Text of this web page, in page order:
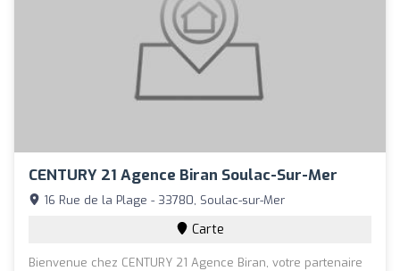
CENTURY 21 Agence Biran Soulac-Sur-Mer
16 Rue de la Plage - 33780, Soulac-sur-Mer
Carte
Bienvenue chez CENTURY 21 Agence Biran, votre partenaire